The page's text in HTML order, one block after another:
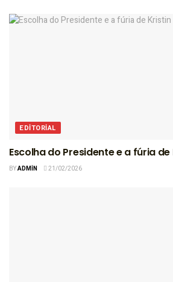
EDITORIAL
Escolha do Presidente e a fúria
BYADMIN 21/02/2026